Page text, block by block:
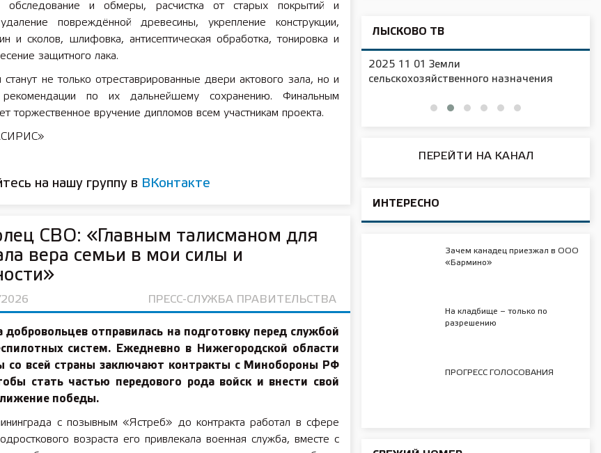
и обмеры, расчистка от старых покрытий и
повреждённой древесины, укрепление конструкции,
и сколов, шлифовка, антисептическая обработка, тонировка и
защитного лака.
не только отреставрированные двери актового зала, но и
рекомендации по их дальнейшему сохранению. Финальным
торжественное вручение дипломов всем участникам проекта.
на нашу группу в ВКонтакте
СВО: «Главным талисманом для
вера семьи в мои силы и
ПРЕСС-СЛУЖБА ПРАВИТЕЛЬСТВА
добровольцев отправилась на подготовку перед службой
систем. Ежедневно в Нижегородской области
со всей страны заключают контракты с Минобороны РФ
стать частью передового рода войск и внести свой
победы.
с позывным «Ястреб» до контракта работал в сфере
возраста его привлекала военная служба, вместе с
ЛЫСКОВО ТВ
СОШ №2
сельскохозяйственного назначения
2025 11 01 Новая образовательная
площадка в д/с №16
ПЕРЕЙТИ НА КАНАЛ
ИНТЕРЕСНО
Зачем канадец приезжал в ООО
«Бармино»
На кладбище – только по
разрешению
ПРОГРЕСС ГОЛОСОВАНИЯ